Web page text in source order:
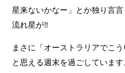
星来ないかなー」とか独り言
流れ星が‼
まさに「オーストラリアでこ
と思える週末を過ごしています